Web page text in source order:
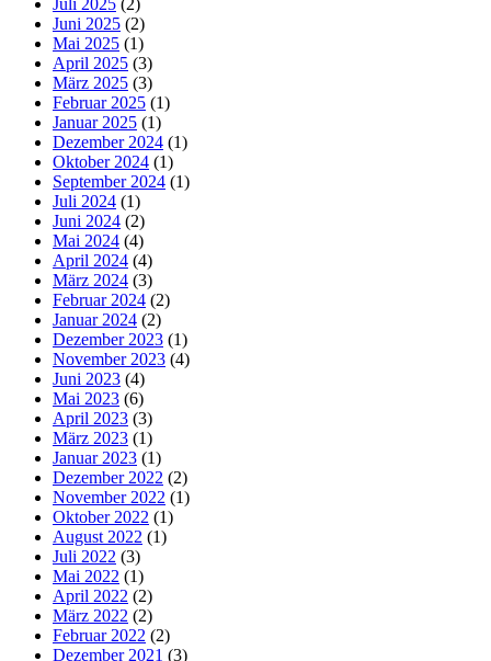
Juli 2025 (2)
Juni 2025 (2)
Mai 2025 (1)
April 2025 (3)
März 2025 (3)
Februar 2025 (1)
Januar 2025 (1)
Dezember 2024 (1)
Oktober 2024 (1)
September 2024 (1)
Juli 2024 (1)
Juni 2024 (2)
Mai 2024 (4)
April 2024 (4)
März 2024 (3)
Februar 2024 (2)
Januar 2024 (2)
Dezember 2023 (1)
November 2023 (4)
Juni 2023 (4)
Mai 2023 (6)
April 2023 (3)
März 2023 (1)
Januar 2023 (1)
Dezember 2022 (2)
November 2022 (1)
Oktober 2022 (1)
August 2022 (1)
Juli 2022 (3)
Mai 2022 (1)
April 2022 (2)
März 2022 (2)
Februar 2022 (2)
Dezember 2021 (3)